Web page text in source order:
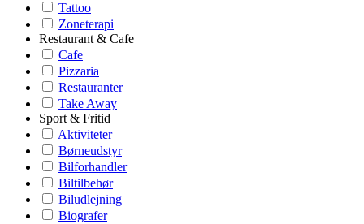
Tattoo
Zoneterapi
Restaurant & Cafe
Cafe
Pizzaria
Restauranter
Take Away
Sport & Fritid
Aktiviteter
Børneudstyr
Bilforhandler
Biltilbehør
Biludlejning
Biografer